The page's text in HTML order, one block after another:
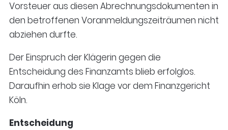
Vorsteuer aus diesen Abrechnungsdokumenten in
den betroffenen Voranmeldungszeiträumen nicht
abziehen durfte.
Der Einspruch der Klägerin gegen die
Entscheidung des Finanzamts blieb erfolglos.
Daraufhin erhob sie Klage vor dem Finanzgericht
Köln.
Entscheidung